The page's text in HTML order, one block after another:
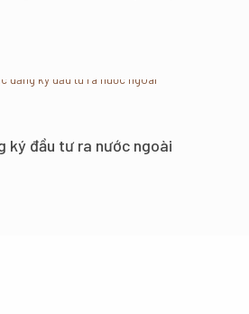
ký đầu tư ra nước ngoài